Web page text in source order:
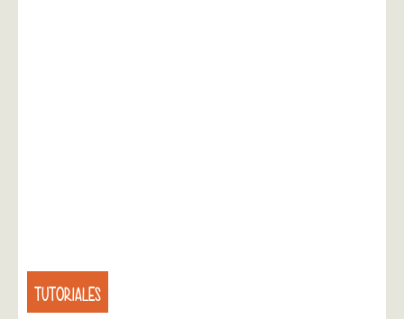
TUTORIALES